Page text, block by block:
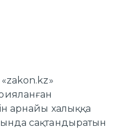
арнайы халыққа
сақтандыратын